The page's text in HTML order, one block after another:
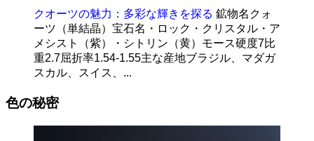
クオーツの魅力：多彩な輝きを探る 鉱物名クォ
ーツ（単結晶）宝石名・ロック・クリスタル・ア
メシスト（紫）・シトリン（黄）モース硬度7比
重2.7屈折率1.54-1.55主な産地ブラジル、マダガ
スカル、スイス、...
色の秘密